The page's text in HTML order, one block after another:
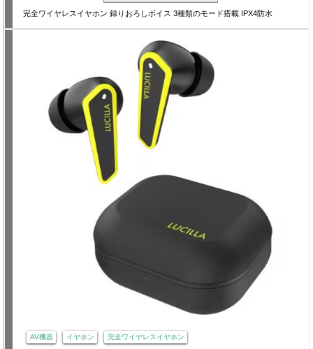
完全ワイヤレスイヤホン 録りおろしボイス 3種類のモード搭載 IPX4防水
AV機器 イヤホン 完全ワイヤレスイヤホン